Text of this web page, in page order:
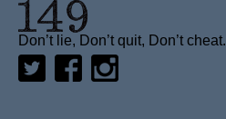
Don’t lie, Don’t quit, Don’t cheat.